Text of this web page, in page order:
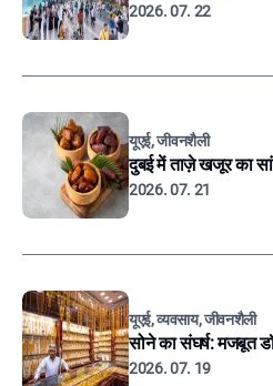
2026. 07. 22
यूएई, जीवनशैली
दुबई में ताज़े खजूर का
2026. 07. 21
यूएई, व्यवसाय, जीवनशैली
सोने का संघर्ष: मजबूत
2026. 07. 19